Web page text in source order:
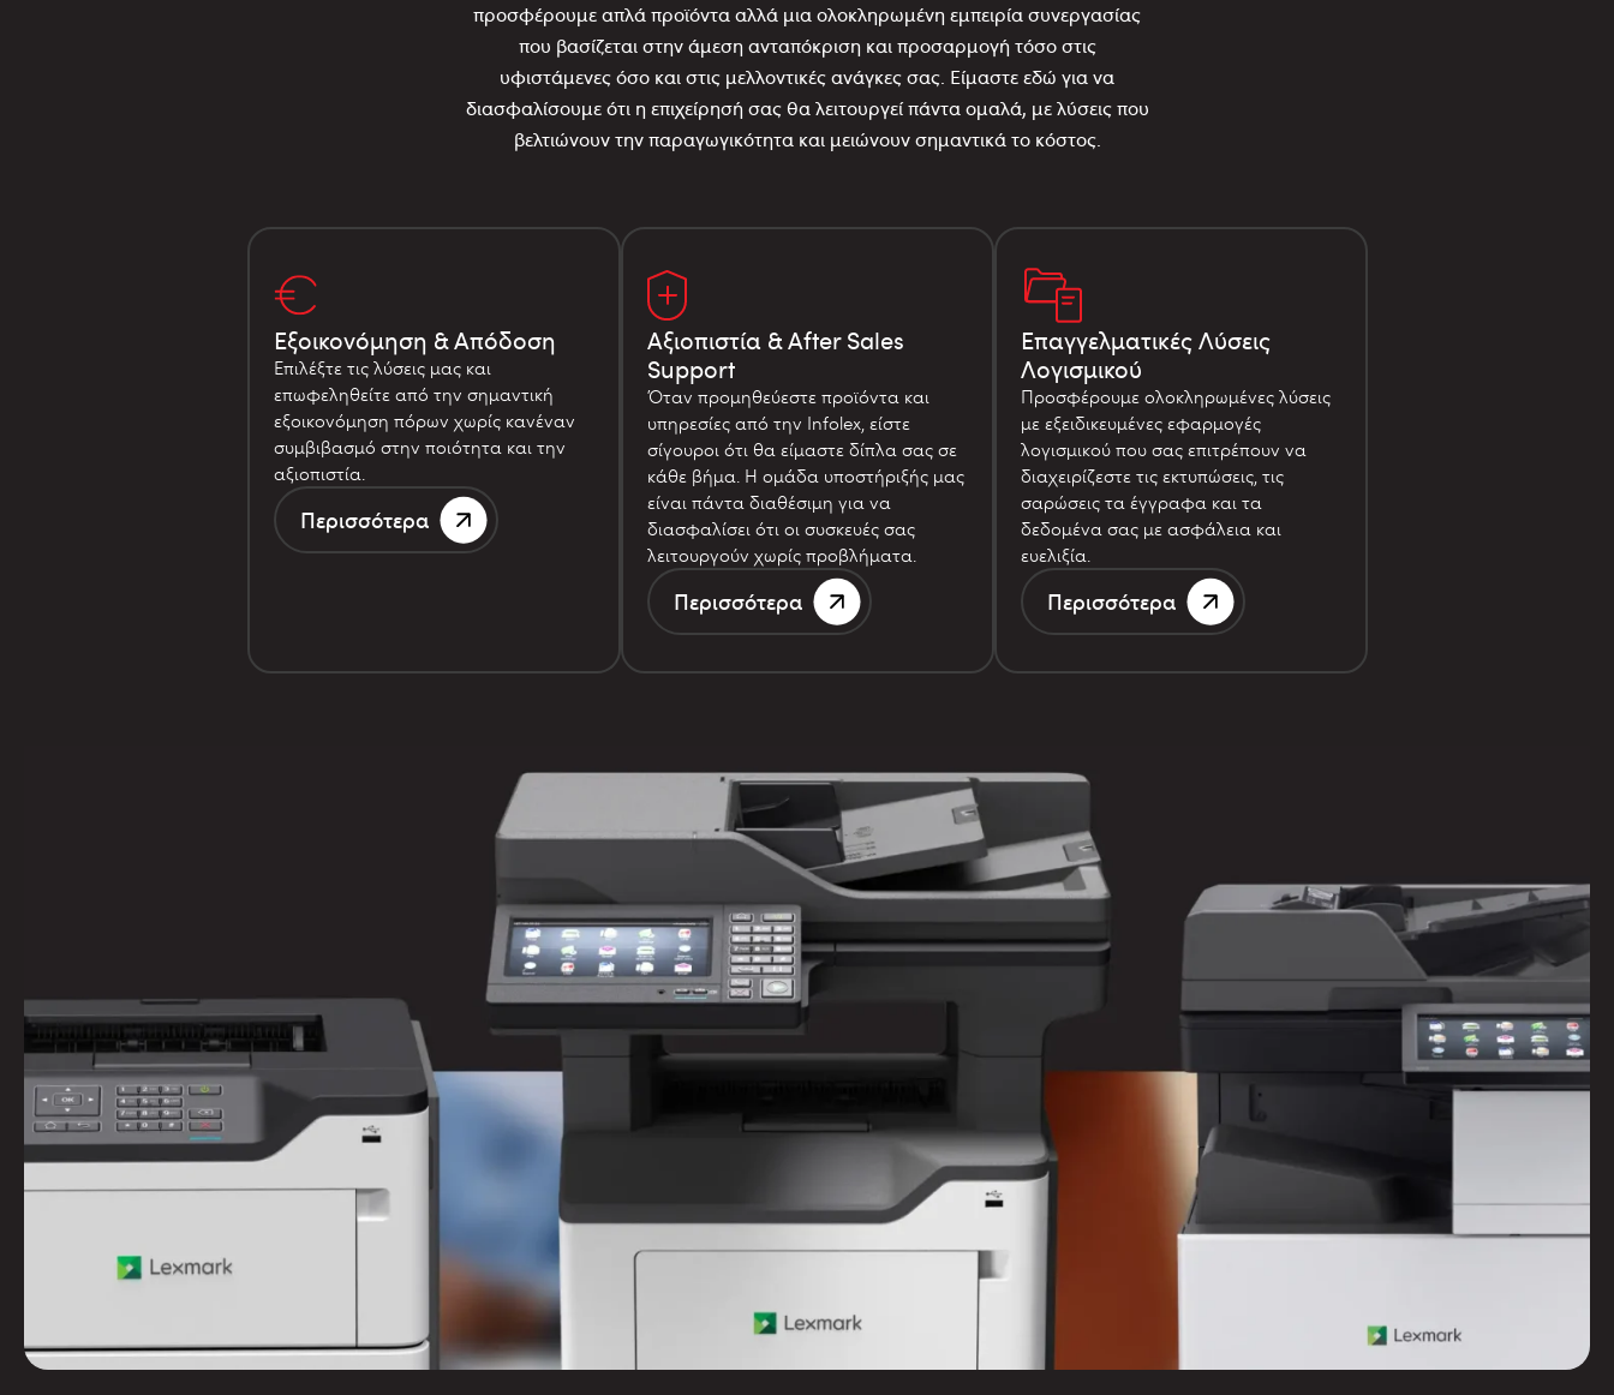
προσφέρουμε απλά προϊόντα αλλά μια ολοκληρωμένη εμπειρία συνεργασίας
που βασίζεται στην άμεση ανταπόκριση και προσαρμογή τόσο στις
υφιστάμενες όσο και στις μελλοντικές ανάγκες σας. Είμαστε εδώ για να
διασφαλίσουμε ότι η επιχείρησή σας θα λειτουργεί πάντα ομαλά, με λύσεις που
βελτιώνουν την παραγωγικότητα και μειώνουν σημαντικά το κόστος.
Εξοικονόμηση & Απόδοση
Επιλέξτε τις λύσεις μας και
επωφεληθείτε από την σημαντική
εξοικονόμηση πόρων χωρίς κανέναν
συμβιβασμό στην ποιότητα και την
αξιοπιστία.
Περισσότερα
Αξιοπιστία & After Sales
Support
Όταν προμηθεύεστε προϊόντα και
υπηρεσίες από την Infolex, είστε
σίγουροι ότι θα είμαστε δίπλα σας σε
κάθε βήμα. Η ομάδα υποστήριξής μας
είναι πάντα διαθέσιμη για να
διασφαλίσει ότι οι συσκευές σας
λειτουργούν χωρίς προβλήματα.
Περισσότερα
Επαγγελματικές Λύσεις
Λογισμικού
Προσφέρουμε ολοκληρωμένες λύσεις
με εξειδικευμένες εφαρμογές
λογισμικού που σας επιτρέπουν να
διαχειρίζεστε τις εκτυπώσεις, τις
σαρώσεις τα έγγραφα και τα
δεδομένα σας με ασφάλεια και
ευελιξία.
Περισσότερα